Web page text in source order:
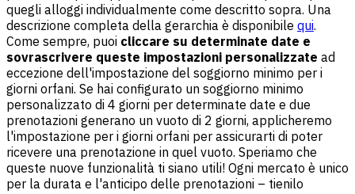
quegli alloggi individualmente come descritto sopra. Una
descrizione completa della gerarchia è disponibile qui.
Come sempre, puoi cliccare su determinate date e
sovrascrivere queste impostazioni personalizzate ad
eccezione dell'impostazione del soggiorno minimo per i
giorni orfani. Se hai configurato un soggiorno minimo
personalizzato di 4 giorni per determinate date e due
prenotazioni generano un vuoto di 2 giorni, applicheremo
l'impostazione per i giorni orfani per assicurarti di poter
ricevere una prenotazione in quel vuoto. Speriamo che
queste nuove funzionalità ti siano utili! Ogni mercato è unico
per la durata e l'anticipo delle prenotazioni – tienilo